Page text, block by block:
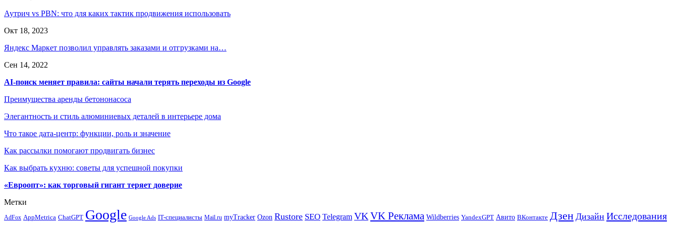
Аутрич vs PBN: что для каких тактик продвижения использовать
Окт 18, 2023
Яндекс Маркет позволил управлять заказами и отгрузками на…
Сен 14, 2022
AI-поиск меняет правила: сайты начали терять переходы из Google
Преимущества аренды бетононасоса
Элегантность и стиль алюминиевых деталей в интерьере дома
Что такое дата-центр: функции, роль и значение
Как рассылки помогают продвигать бизнес
Как выбрать кухню: советы для успешной покупки
«Евроопт»: как торговый гигант теряет доверие
Метки
AdFox AppMetrica ChatGPT Google Google Ads IT-специалисты Mail.ru myTracker Ozon Rustore SEO Telegram VKVK Реклама Wildberries YandexGPT Авито ВКонтакте Дзен Дизайн Исследования